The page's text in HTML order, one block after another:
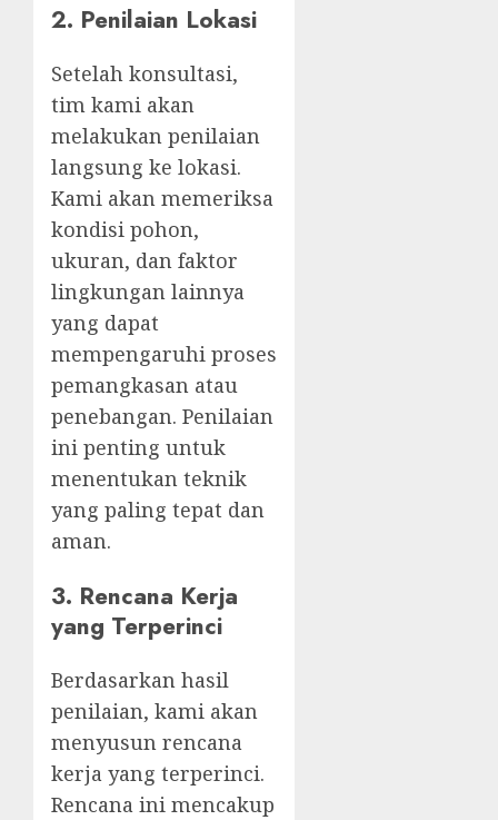
2. Penilaian Lokasi
Setelah konsultasi,
tim kami akan
melakukan penilaian
langsung ke lokasi.
Kami akan memeriksa
kondisi pohon,
ukuran, dan faktor
lingkungan lainnya
yang dapat
mempengaruhi proses
pemangkasan atau
penebangan. Penilaian
ini penting untuk
menentukan teknik
yang paling tepat dan
aman.
3. Rencana Kerja
yang Terperinci
Berdasarkan hasil
penilaian, kami akan
menyusun rencana
kerja yang terperinci.
Rencana ini mencakup